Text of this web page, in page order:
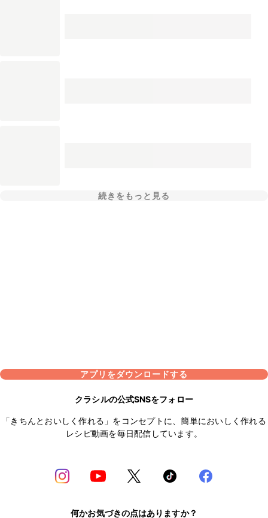
続きをもっと見る
アプリをダウンロードする
クラシルの公式SNSをフォロー
「きちんとおいしく作れる」をコンセプトに、簡単においしく作れる
レシピ動画を毎日配信しています。
何かお気づきの点はありますか？